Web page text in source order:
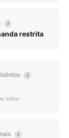
i
restrita
i
setor
i